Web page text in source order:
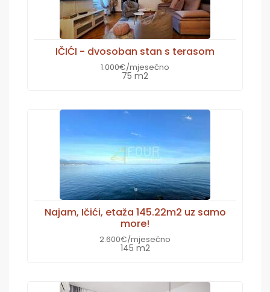
IČIĆI - dvosoban stan s terasom
1.000€/mjesečno
75 m2
Najam, Ičići, etaža 145.22m2 uz samo
more!
2.600€/mjesečno
145 m2